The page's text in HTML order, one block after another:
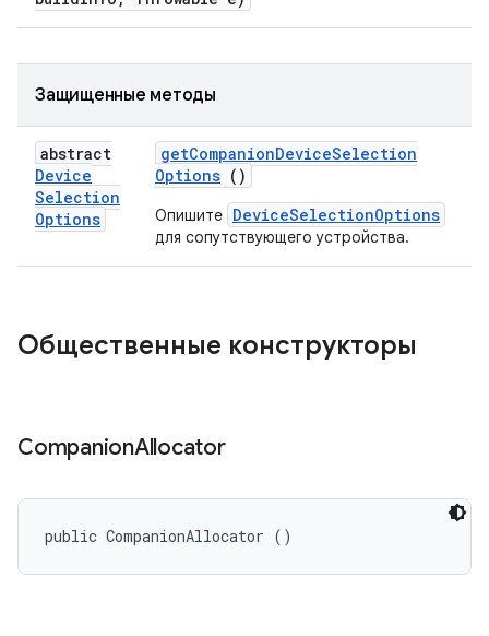
Защищенные методы
abstract
Device
Selection
Options
getCompanionDeviceSelection
Options ()
Опишите DeviceSelectionOptions
для сопутствующего устройства.
Общественные конструкторы
CompanionAllocator
public CompanionAllocator ()